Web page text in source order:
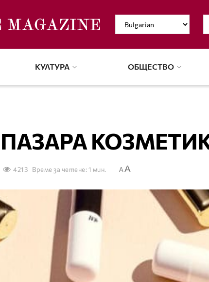
КУЛТУРА ОБЩЕСТВО
4213 Време за четене: 1 мин. AA